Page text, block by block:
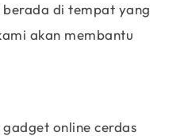
di tempat yang
akan membantu
online cerdas